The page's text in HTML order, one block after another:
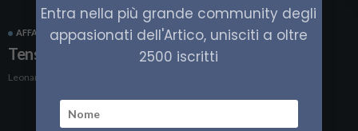
AFFARI MILITARI ALASKA RUSSIA SVEZIA
Tensioni intorno all’Artico
Leonardo Parigi
Entra nella più grande community degli
appasionati dell'Artico, unisciti a oltre
2500 iscritti